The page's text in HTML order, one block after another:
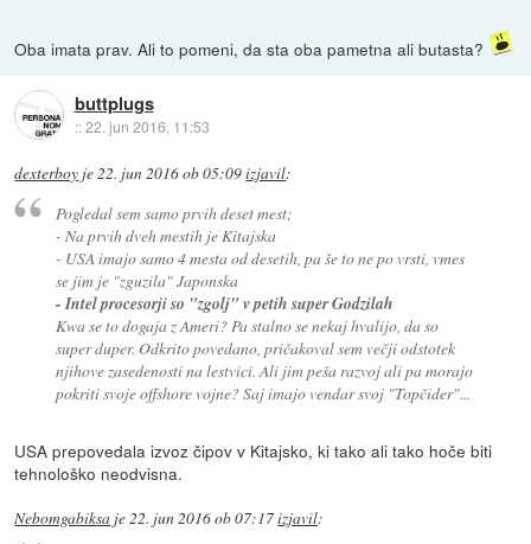
Oba imata prav. Ali to pomeni, da sta oba pametna ali butasta?
buttplugs
::22. jun 2016, 11:53
dexterboy je22. jun 2016 ob 05:09izjavil:
Pogledal sem samo prvih deset mest;
- Na prvih dveh mestih je Kitajska
- USA imajo samo 4 mesta od desetih, pa še to ne po vrsti, vmes
se jim je "zguzila" Japonska
- Intel procesorji so "zgolj" v petih super Godzilah
Kwa se to dogaja z Ameri? Pa stalno se nekaj hvalijo, da so
super duper. Odkrito povedano, pričakoval sem večji odstotek
njihove zasedenosti na lestvici. Ali jim peša razvoj ali pa morajo
pokriti svoje offshore vojne? Saj imajo vendar svoj "Topčider"...
USA prepovedala izvoz čipov v Kitajsko, ki tako ali tako hoče biti
tehnološko neodvisna.
Nebomgabiksa je22. jun 2016 ob 07:17izjavil: